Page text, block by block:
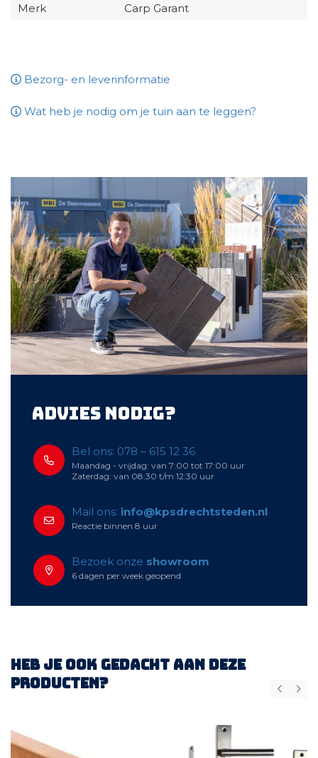
Merk
Carp Garant
Bezorg- en leverinformatie
Wat heb je nodig om je tuin aan te leggen?
Advies nodig?
Bel ons: 078 – 615 12 36
Maandag - vrijdag: van 7:00 tot 17:00 uur
Zaterdag: van 08:30 t/m 12:30 uur
Mail ons: info@kpsdrechtsteden.nl
Reactie binnen 8 uur
Bezoek onze showroom
6 dagen per week geopend
Heb je ook gedacht aan deze
producten?